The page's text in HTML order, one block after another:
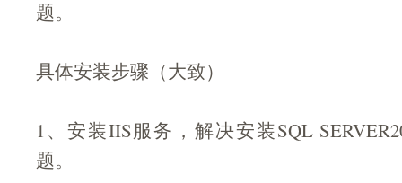
题。
具体安装步骤（大致）
1、安装IIS服务，解决安装SQL
题。